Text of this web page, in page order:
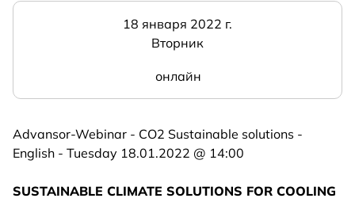
18 января 2022 г.
Вторник
онлайн
Advansor-Webinar - CO2 Sustainable solutions -
English - Tuesday 18.01.2022 @ 14:00
SUSTAINABLE CLIMATE SOLUTIONS FOR COOLING